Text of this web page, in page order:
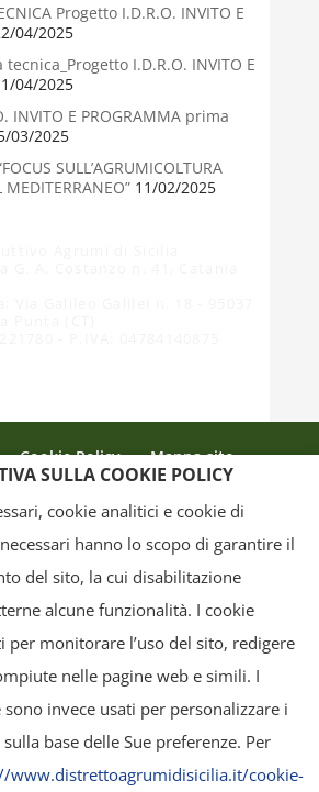
Progetto I.D.R.O. INVITO E
04/2025
tecnica_Progetto I.D.R.O. INVITO E
04/2025
INVITO E PROGRAMMA prima
03/2025
SULL’AGRUMICOLTURA
11/02/2025
Cookie Policy
Mappa sito
di questa pagina (i testi, le immagini, la
di proprietà del "Distretto Produttivo Agrumi di
diritto d’autore. È pertanto vietato copiarli,
commercializzarli, distribuirli, anche soltanto in
presenti su questo sito, disponibili gratuitamente
da intendere esclusivamente per uso personale.
sempre gratuitamente e senza alcun fine
SULLA COOKIE POLICY
cookie analitici e cookie di
hanno lo scopo di garantire il
del sito, la cui disabilitazione
alcune funzionalità. I cookie
per monitorare l’uso del sito, redigere
nelle pagine web e simili. I
invece usati per personalizzare i
base delle Sue preferenze. Per
www.distrettoagrumidisicilia.it/cookie-